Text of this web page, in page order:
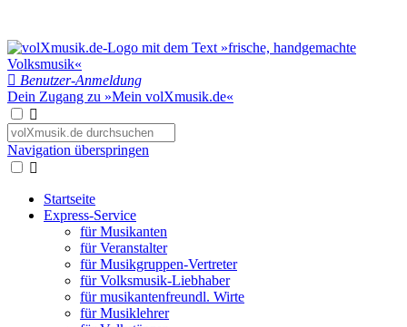
Benutzer-Anmeldung
Dein Zugang zu »Mein volXmusik.de«
Navigation überspringen
Startseite
Express-Service
für Musikanten
für Veranstalter
für Musikgruppen-Vertreter
für Volksmusik-Liebhaber
für musikantenfreundl. Wirte
für Musiklehrer